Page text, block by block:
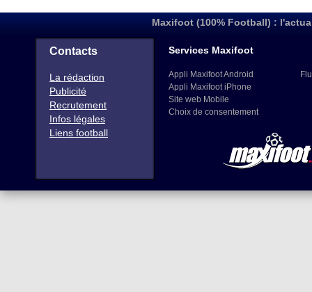
Maxifoot (100% Football) :
Contacts
La rédaction
Publicité
Recrutement
Infos légales
Liens football
Services Maxifoot
Appli Maxifoot Android
Appli Maxifoot iPhone
Site web Mobile
Choix de consentement